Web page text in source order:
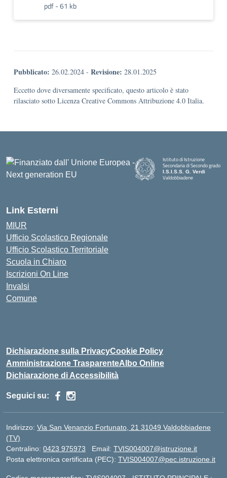
pdf - 61 kb
Pubblicato: 26.02.2024 - Revisione: 28.01.2025
Eccetto dove diversamente specificato, questo articolo è stato
rilasciato sotto Licenza Creative Commons Attribuzione 4.0 Italia.
Istituto di Istruzione
Secondaria di Secondo grado
I.S.I.S.S. G. Verdi
Valdobbiadene
Link Esterni
MIUR
Ufficio Scolastico Regionale
Ufficio Scolastico Territoriale
Scuola in Chiaro
Iscrizioni On Line
Invalsi
Comune
Dichiarazione sulla PrivacyCookie Policy
Amministrazione TrasparenteAlbo Online
Dichiarazione di Accessibilità
Seguici su:
Indirizzo: Via San Venanzio Fortunato, 21 31049 Valdobbiadene
(TV)
Centralino: 0423 975973 Email: TVIS004007@istruzione.it
Posta elettronica certificata (PEC): TVIS004007@pec.istruzione.it